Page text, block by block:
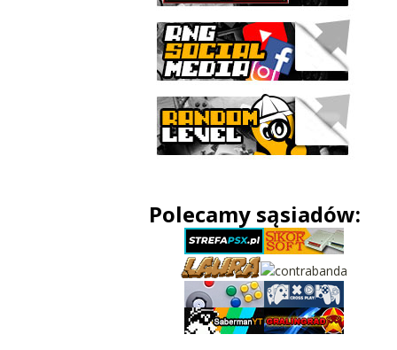
Polecamy sąsiadów: